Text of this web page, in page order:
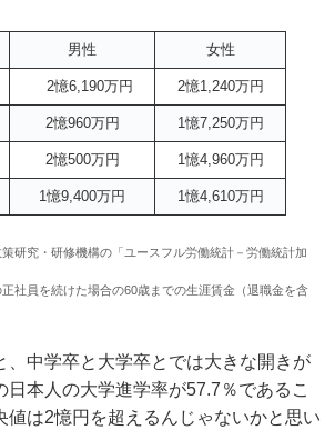
男性 女性
2憶6,190万円 2憶1,240万円
2憶960万円 1憶7,250万円
2憶500万円 1憶4,960万円
1憶9,400万円 1憶4,610万円
研究・研修機構の「ユースフル労働統計－労働統計加
正社員を続けた場合の60歳までの生涯賃金（退職金を含
、中学卒と大学卒とでは大きな開きが
日本人の大学進学率が57.7％であるこ
値は2憶円を超えるんじゃないかと思い